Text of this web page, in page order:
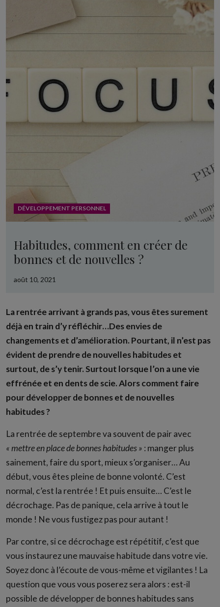
DÉVELOPPEMENT PERSONNEL
Habitudes, comment en créer de
bonnes et de nouvelles ?
août 10, 2021
La rentrée arrivant à grands pas, vous êtes surement
déjà en train d’y réfléchir…Des envies de
changements et d’amélioration. Pourtant, il n’est pas
évident de prendre de nouvelles habitudes et
surtout, de s’y tenir. Surtout lorsque l’on a une vie
effrénée et en dents de scie. Alors comment faire
pour développer de bonnes et de nouvelles
habitudes ?
La rentrée de septembre va souvent de pair avec
« mettre en place de bonnes habitudes » : manger plus
sainement, faire du sport, mieux s’organiser… Au
début, vous êtes pleine de bonne volonté. C’est
normal, c’est la rentrée ! Et puis ensuite… C’est le
décrochage. Pas de panique, cela arrive à tout le
monde ! Ne vous fustigez pas pour autant !
Par contre, si ce décrochage est répétitif, c’est que
vous instaurez une mauvaise habitude dans votre vie.
Soyez donc à l’écoute de vous-même et vigilantes ! La
question que vous vous poserez sera alors : est-il
possible de développer de bonnes habitudes sans